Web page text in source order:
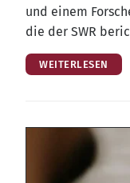
und einem
die der SWR
WEITERLESEN